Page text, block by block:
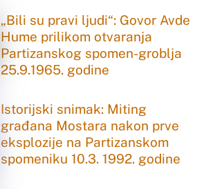
„Bili su pravi ljudi“: Govor Avde
Hume prilikom otvaranja
Partizanskog spomen-groblja
25.9.1965. godine
Istorijski snimak: Miting
građana Mostara nakon prve
eksplozije na Partizanskom
spomeniku 10.3. 1992. godine